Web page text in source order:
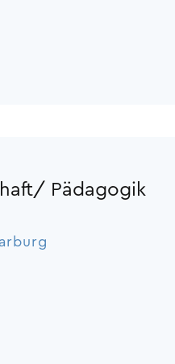
Pädagogik